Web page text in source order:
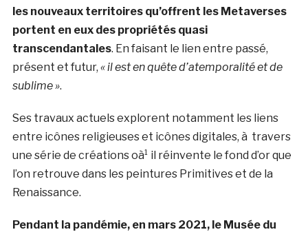
les nouveaux territoires qu’offrent les Metaverses
portent en eux des propriétés quasi
transcendantales. En faisant le lien entre passé,
présent et futur, « il est en quête d’atemporalité et de
sublime ».
Ses travaux actuels explorent notamment les liens
entre icônes religieuses et icônes digitales, à travers
une série de créations oà¹ il réinvente le fond d’or que
l’on retrouve dans les peintures Primitives et de la
Renaissance.
Pendant la pandémie, en mars 2021, le Musée du